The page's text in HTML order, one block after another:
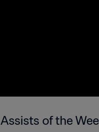
Assists of the